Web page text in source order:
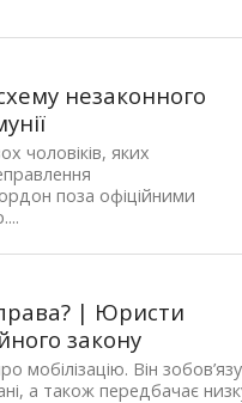
незаконного
чоловіків, яких
поза офіційними
| Юристи
закону
мобілізацію. Він
а також передбачає